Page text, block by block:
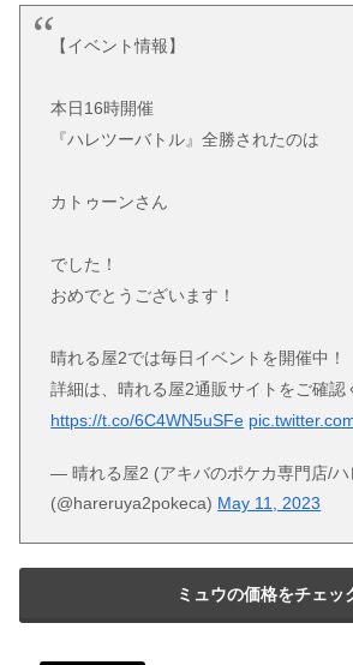
【イベント情報】
本日16時開催
『ハレツーバトル』全勝されたのは
カトゥーンさん
でした！
おめでとうございます！
晴れる屋2では毎日イベントを開催中！
詳細は、晴れる屋2通販サイトをご確認
https://t.co/6C4WN5uSFe
— 晴れる屋2 (アキバのポケカ専門店/ハ
(@hareruya2pokeca) May 11, 2023
ミュウの価格をチェッ